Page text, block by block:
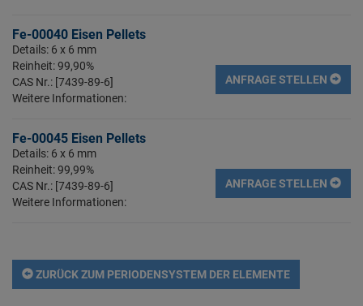
Fe-00040 Eisen Pellets
Details: 6 x 6 mm
Reinheit: 99,90%
CAS Nr.: [7439-89-6]
Weitere Informationen:
ANFRAGE STELLEN
Fe-00045 Eisen Pellets
Details: 6 x 6 mm
Reinheit: 99,99%
CAS Nr.: [7439-89-6]
Weitere Informationen:
ANFRAGE STELLEN
ZURÜCK ZUM PERIODENSYSTEM DER ELEMENTE